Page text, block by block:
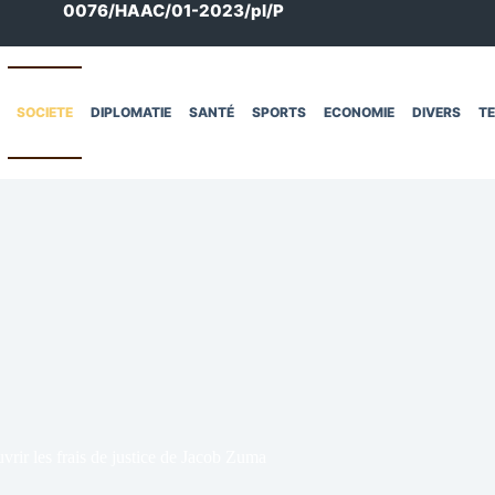
0076/HAAC/01-2023/pl/P
SOCIETE DIPLOMATIE SANTÉ SPORTS ECONOMIE DIVERS